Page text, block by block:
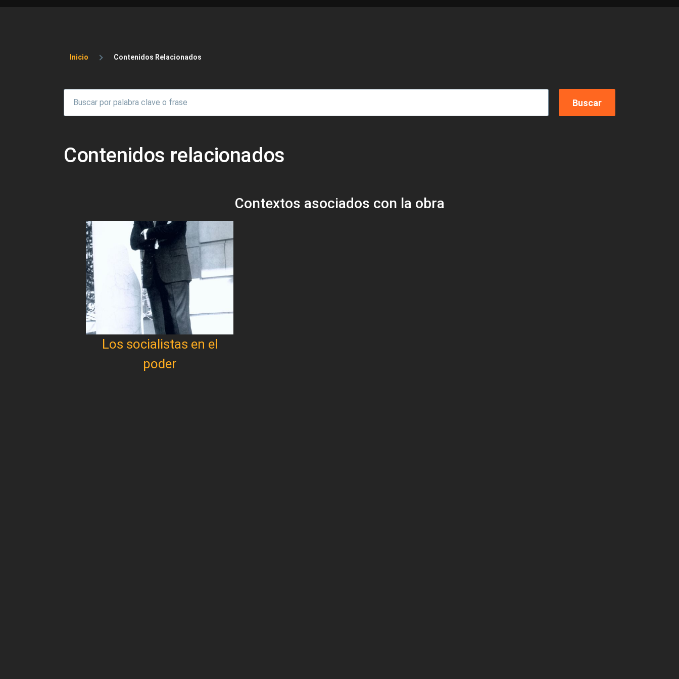
Sobrescribir enlaces de ayuda a la navegación
Inicio Contenidos Relacionados
Contenidos relacionados
Contextos asociados con la obra
Los socialistas en el
poder